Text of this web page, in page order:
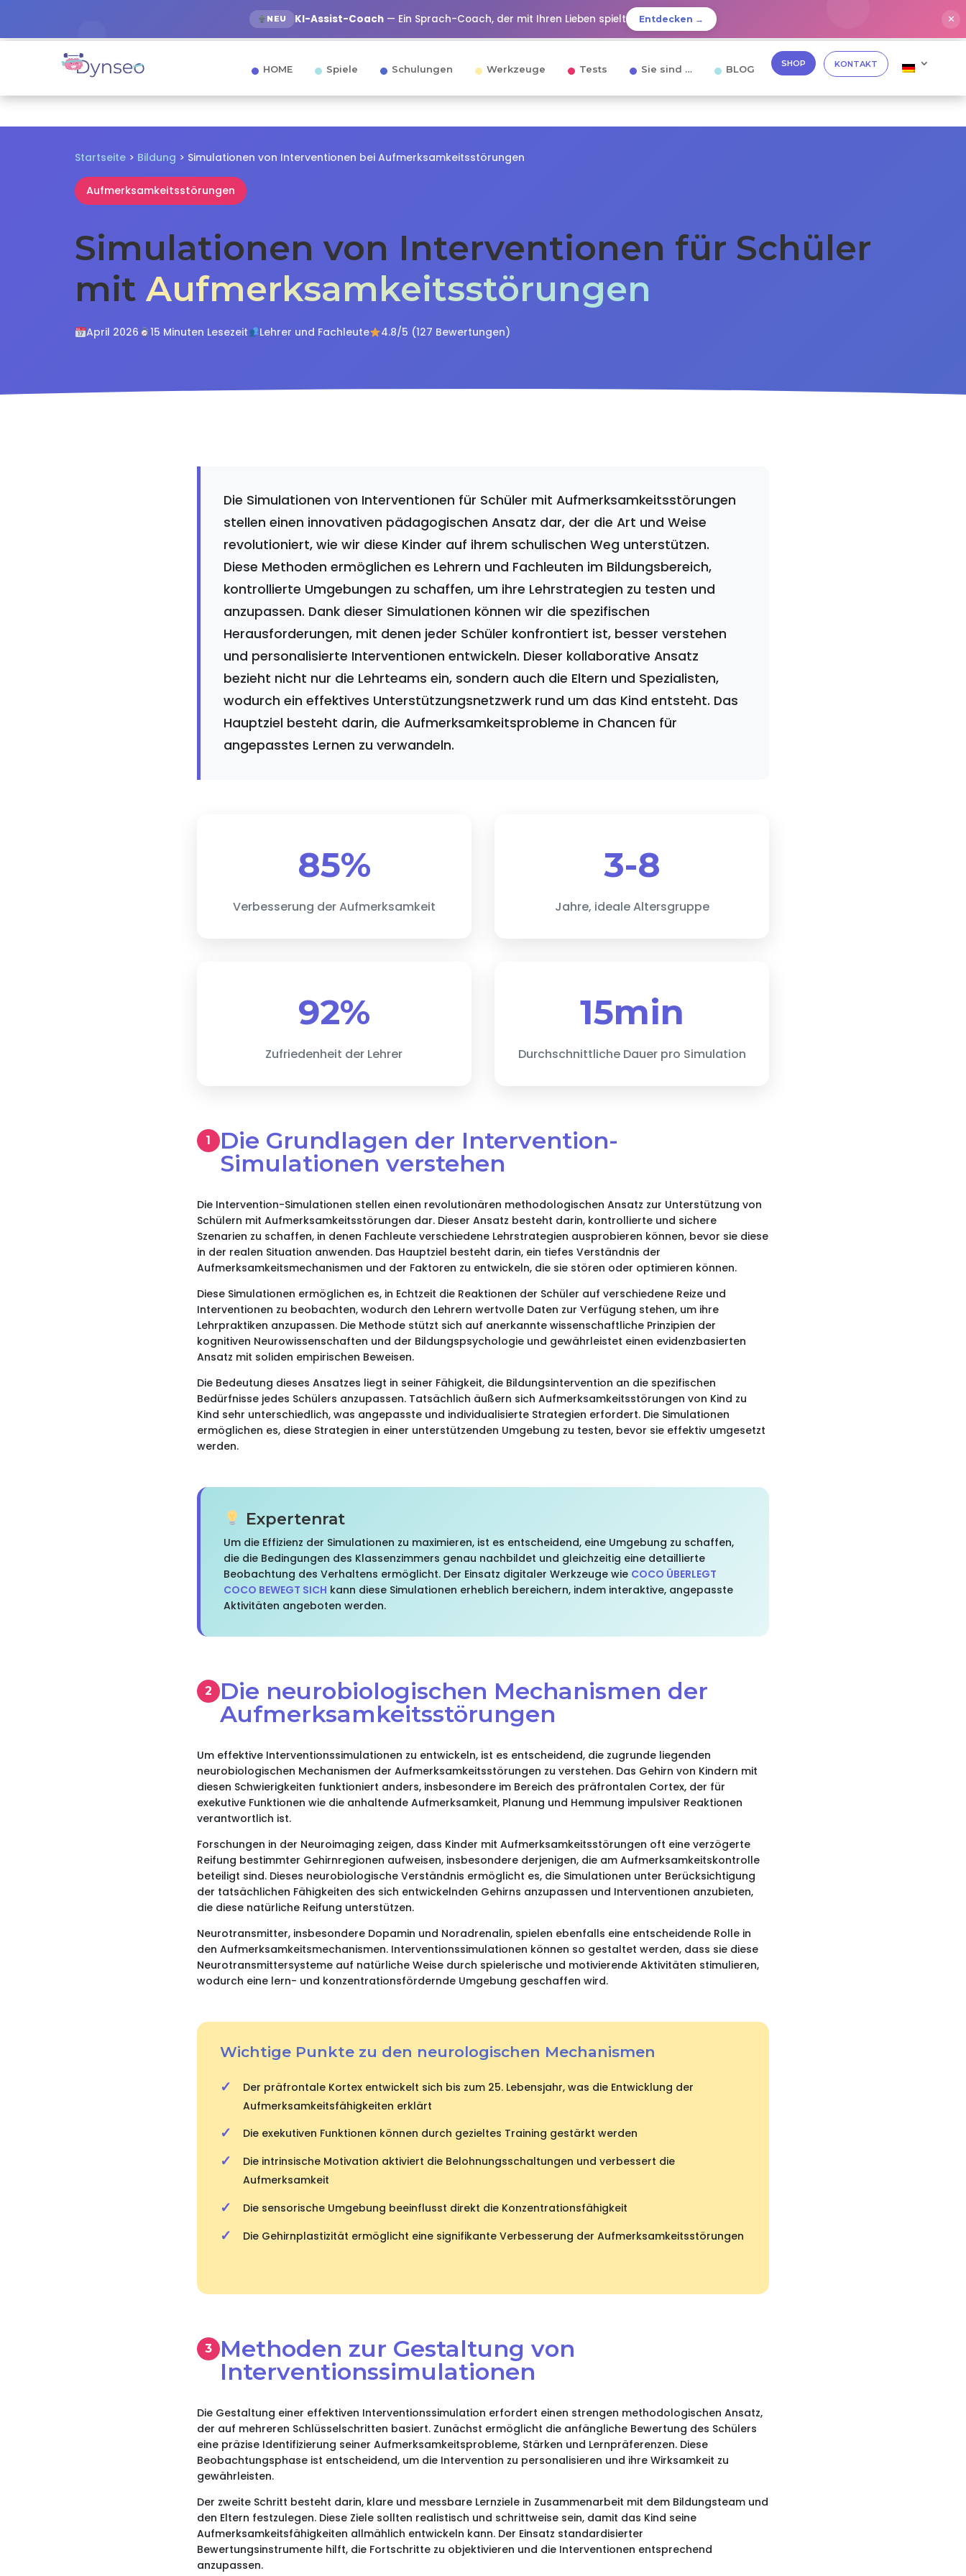
NEU KI-Assist-Coach — Ein Sprach-Coach, der mit Ihren Lieben spielt Entdecken → ✕
HOME Spiele Schulungen Werkzeuge Tests Sie sind … BLOG SHOP KONTAKT
Startseite > Bildung > Simulationen von Interventionen bei Aufmerksamkeitsstörungen
Aufmerksamkeitsstörungen
Simulationen von Interventionen für Schüler
mit Aufmerksamkeitsstörungen
April 2026 15 Minuten Lesezeit Lehrer und Fachleute 4.8/5 (127 Bewertungen)
Die Simulationen von Interventionen für Schüler mit Aufmerksamkeitsstörungen
stellen einen innovativen pädagogischen Ansatz dar, der die Art und Weise
revolutioniert, wie wir diese Kinder auf ihrem schulischen Weg unterstützen.
Diese Methoden ermöglichen es Lehrern und Fachleuten im Bildungsbereich,
kontrollierte Umgebungen zu schaffen, um ihre Lehrstrategien zu testen und
anzupassen. Dank dieser Simulationen können wir die spezifischen
Herausforderungen, mit denen jeder Schüler konfrontiert ist, besser verstehen
und personalisierte Interventionen entwickeln. Dieser kollaborative Ansatz
bezieht nicht nur die Lehrteams ein, sondern auch die Eltern und Spezialisten,
wodurch ein effektives Unterstützungsnetzwerk rund um das Kind entsteht. Das
Hauptziel besteht darin, die Aufmerksamkeitsprobleme in Chancen für
angepasstes Lernen zu verwandeln.
85%
Verbesserung der Aufmerksamkeit
3-8
Jahre, ideale Altersgruppe
92%
Zufriedenheit der Lehrer
15min
Durchschnittliche Dauer pro Simulation
Die Grundlagen der Intervention-
Simulationen verstehen
Die Intervention-Simulationen stellen einen revolutionären methodologischen Ansatz zur Unterstützung von
Schülern mit Aufmerksamkeitsstörungen dar. Dieser Ansatz besteht darin, kontrollierte und sichere
Szenarien zu schaffen, in denen Fachleute verschiedene Lehrstrategien ausprobieren können, bevor sie diese
in der realen Situation anwenden. Das Hauptziel besteht darin, ein tiefes Verständnis der
Aufmerksamkeitsmechanismen und der Faktoren zu entwickeln, die sie stören oder optimieren können.
Diese Simulationen ermöglichen es, in Echtzeit die Reaktionen der Schüler auf verschiedene Reize und
Interventionen zu beobachten, wodurch den Lehrern wertvolle Daten zur Verfügung stehen, um ihre
Lehrpraktiken anzupassen. Die Methode stützt sich auf anerkannte wissenschaftliche Prinzipien der
kognitiven Neurowissenschaften und der Bildungspsychologie und gewährleistet einen evidenzbasierten
Ansatz mit soliden empirischen Beweisen.
Die Bedeutung dieses Ansatzes liegt in seiner Fähigkeit, die Bildungsintervention an die spezifischen
Bedürfnisse jedes Schülers anzupassen. Tatsächlich äußern sich Aufmerksamkeitsstörungen von Kind zu
Kind sehr unterschiedlich, was angepasste und individualisierte Strategien erfordert. Die Simulationen
ermöglichen es, diese Strategien in einer unterstützenden Umgebung zu testen, bevor sie effektiv umgesetzt
werden.
Expertenrat
Um die Effizienz der Simulationen zu maximieren, ist es entscheidend, eine Umgebung zu schaffen,
die die Bedingungen des Klassenzimmers genau nachbildet und gleichzeitig eine detaillierte
Beobachtung des Verhaltens ermöglicht. Der Einsatz digitaler Werkzeuge wie COCO ÜBERLEGT
COCO BEWEGT SICH kann diese Simulationen erheblich bereichern, indem interaktive, angepasste
Aktivitäten angeboten werden.
Die neurobiologischen Mechanismen der
Aufmerksamkeitsstörungen
Um effektive Interventionssimulationen zu entwickeln, ist es entscheidend, die zugrunde liegenden
neurobiologischen Mechanismen der Aufmerksamkeitsstörungen zu verstehen. Das Gehirn von Kindern mit
diesen Schwierigkeiten funktioniert anders, insbesondere im Bereich des präfrontalen Cortex, der für
exekutive Funktionen wie die anhaltende Aufmerksamkeit, Planung und Hemmung impulsiver Reaktionen
verantwortlich ist.
Forschungen in der Neuroimaging zeigen, dass Kinder mit Aufmerksamkeitsstörungen oft eine verzögerte
Reifung bestimmter Gehirnregionen aufweisen, insbesondere derjenigen, die am Aufmerksamkeitskontrolle
beteiligt sind. Dieses neurobiologische Verständnis ermöglicht es, die Simulationen unter Berücksichtigung
der tatsächlichen Fähigkeiten des sich entwickelnden Gehirns anzupassen und Interventionen anzubieten,
die diese natürliche Reifung unterstützen.
Neurotransmitter, insbesondere Dopamin und Noradrenalin, spielen ebenfalls eine entscheidende Rolle in
den Aufmerksamkeitsmechanismen. Interventionssimulationen können so gestaltet werden, dass sie diese
Neurotransmittersysteme auf natürliche Weise durch spielerische und motivierende Aktivitäten stimulieren,
wodurch eine lern- und konzentrationsfördernde Umgebung geschaffen wird.
Wichtige Punkte zu den neurologischen Mechanismen
Der präfrontale Kortex entwickelt sich bis zum 25. Lebensjahr, was die Entwicklung der
Aufmerksamkeitsfähigkeiten erklärt
Die exekutiven Funktionen können durch gezieltes Training gestärkt werden
Die intrinsische Motivation aktiviert die Belohnungsschaltungen und verbessert die
Aufmerksamkeit
Die sensorische Umgebung beeinflusst direkt die Konzentrationsfähigkeit
Die Gehirnplastizität ermöglicht eine signifikante Verbesserung der Aufmerksamkeitsstörungen
Methoden zur Gestaltung von
Interventionssimulationen
Die Gestaltung einer effektiven Interventionssimulation erfordert einen strengen methodologischen Ansatz,
der auf mehreren Schlüsselschritten basiert. Zunächst ermöglicht die anfängliche Bewertung des Schülers
eine präzise Identifizierung seiner Aufmerksamkeitsprobleme, Stärken und Lernpräferenzen. Diese
Beobachtungsphase ist entscheidend, um die Intervention zu personalisieren und ihre Wirksamkeit zu
gewährleisten.
Der zweite Schritt besteht darin, klare und messbare Lernziele in Zusammenarbeit mit dem Bildungsteam und
den Eltern festzulegen. Diese Ziele sollten realistisch und schrittweise sein, damit das Kind seine
Aufmerksamkeitsfähigkeiten allmählich entwickeln kann. Der Einsatz standardisierter
Bewertungsinstrumente hilft, die Fortschritte zu objektivieren und die Interventionen entsprechend
anzupassen.